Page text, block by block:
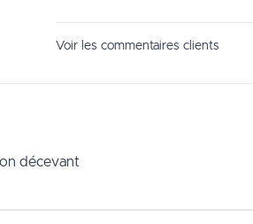
Voir les commentaires clients
décevant